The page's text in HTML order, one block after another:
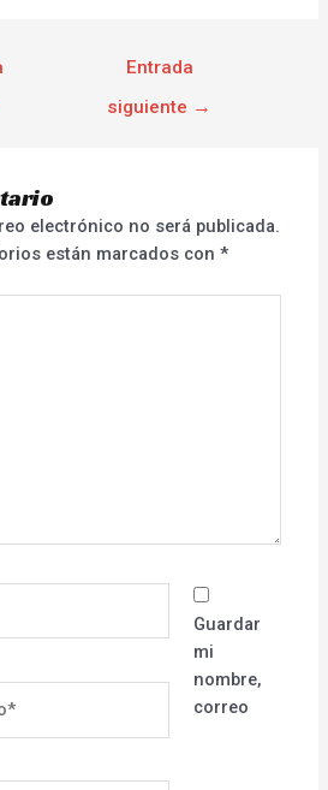
Entrada
siguiente →
electrónico no será publicada.
están marcados con*
Guardar
mi
nombre,
correo